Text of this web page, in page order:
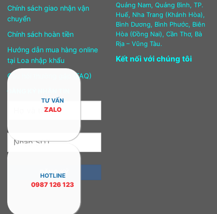
Chính sách giao nhận vận
chuyển
Chính sách hoàn tiền
Hướng dẫn mua hàng online
tại Loa nhập khẩu
Câu hỏi thường gặp (FAQ)
Quảng Nam, Quảng Bình, TP.
Huế, Nha Trang (Khánh Hòa),
Bình Dương, Bình Phước, Biên
Hòa (Đồng Nai), Cần Thơ, Bà
Rịa – Vũng Tàu.
Kết nối với chúng tôi
TƯ VẤN
ZALO
HOTLINE
0987 126 123